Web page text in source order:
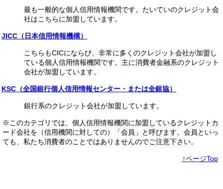
最も一般的な個人信用情報機関です。たいていのクレジット会
社はこちらに加盟しています。
JICC（日本信用情報機構）
こちらもCICにならび、非常に多くのクレジット会社が加盟し
ている個人信用情報機関です。主に消費者金融系のクレジット
会社が加盟しています。
KSC（全国銀行個人信用情報センター・または全銀協）
銀行系のクレジット会社が加盟しています。
※このカテゴリでは、個人信用情報機関に加盟しているクレジットカ
ード会社を（信用機関に対しての）「会員」と呼びます。会員といっ
ても、私たち消費者のことではありませんのでご注意下さい。
↑ページTop